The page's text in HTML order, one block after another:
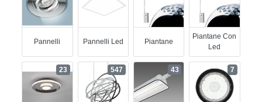
Pannelli Pannelli Led Piantane
Piantane Con
Led
23 547 43 7